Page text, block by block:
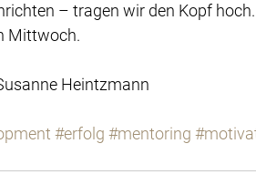
– tragen wir den Kopf
Mittwoch.
Heintzmann
#erfolg #mentoring